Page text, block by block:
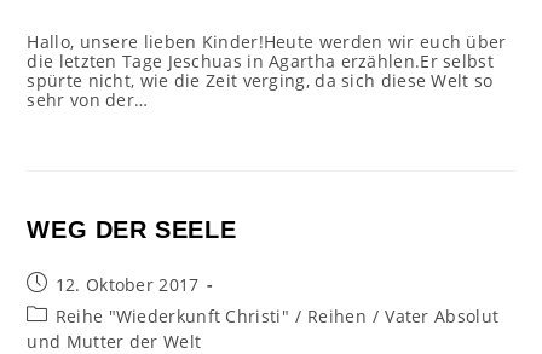
Hallo, unsere lieben Kinder!Heute werden wir euch über
die letzten Tage Jeschuas in Agartha erzählen.Er selbst
spürte nicht, wie die Zeit verging, da sich diese Welt so
sehr von der…
WEG DER SEELE
Beitrag
veröffentlicht:
12. Oktober 2017
Beitrags-
Kategorie:
Reihe "Wiederkunft Christi" / Reihen / Vater Absolut
und Mutter der Welt